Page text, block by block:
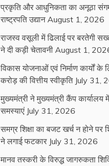
प्रकृति और आधुनिकता का अनूठा
राष्ट्रपति उद्यान August 1, 2026
राजस्व वसूली में ढिलाई पर बरतेगी
ने दी कड़ी चेतावनी August 1,
विकास योजनाओं एवं निर्माण कार्यों के
करोड़ की वित्तीय स्वीकृति July 31,
मुख्यमंत्री ने मुख्यमंत्री कैंप कार्यालय
समस्याएं July 31, 2026
समग्र शिक्षा का बजट खर्च न होने पर
ने लगाई फटकार July 31, 2026
मानव तस्करी के विरुद्ध जागरुकता